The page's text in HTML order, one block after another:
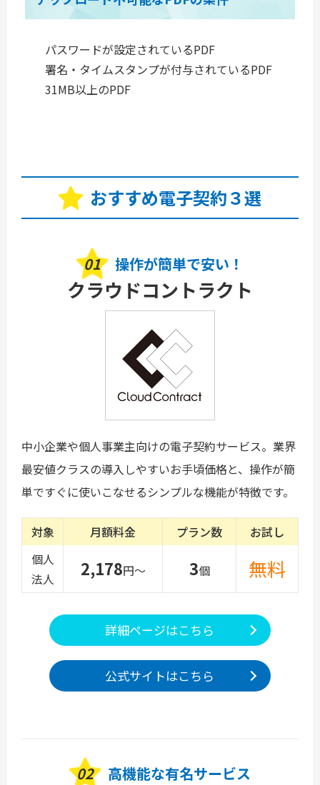
パスワードが設定されているPDF
署名・タイムスタンプが付与されているPDF
31MB以上のPDF
おすすめ電子契約３選
01 操作が簡単で安い！
クラウドコントラクト
中小企業や個人事業主向けの電子契約サービス。業界
最安値クラスの導入しやすいお手頃価格と、操作が簡
単ですぐに使いこなせるシンプルな機能が特徴です。
対象 月額料金 プラン数
お試し
個人
法人
2,178円～ 3個 無料
詳細ページはこちら
公式サイトはこちら
02 高機能な有名サービス